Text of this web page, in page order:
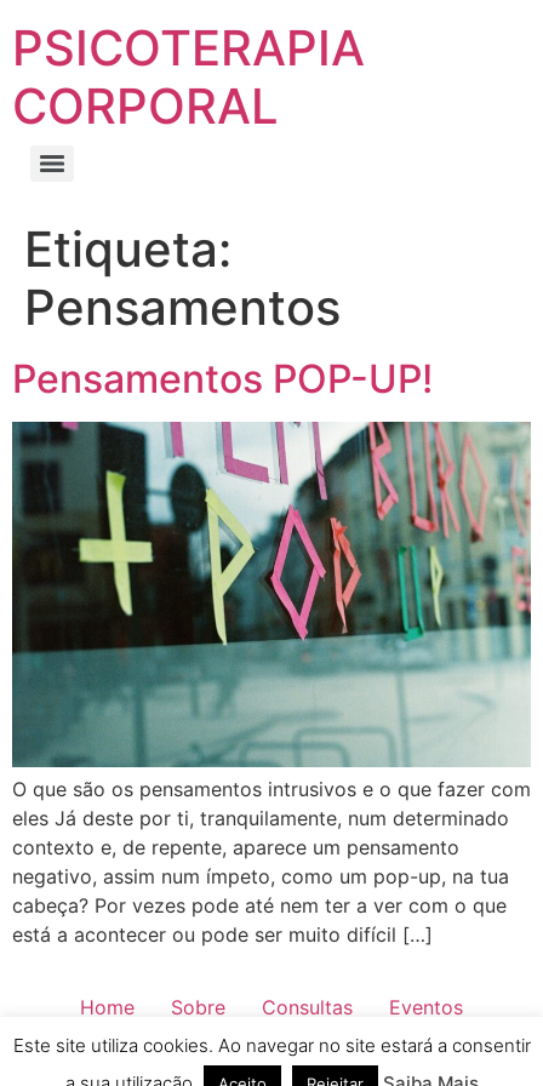
PSICOTERAPIA
CORPORAL
Etiqueta:
Pensamentos
Pensamentos POP-UP!
O que são os pensamentos intrusivos e o que fazer com
eles Já deste por ti, tranquilamente, num determinado
contexto e, de repente, aparece um pensamento
negativo, assim num ímpeto, como um pop-up, na tua
cabeça? Por vezes pode até nem ter a ver com o que
está a acontecer ou pode ser muito difícil […]
Home Sobre Consultas
Eventos
Saber Mais
Blog
Contactos
Este site utiliza cookies. Ao navegar no site estará a consentir